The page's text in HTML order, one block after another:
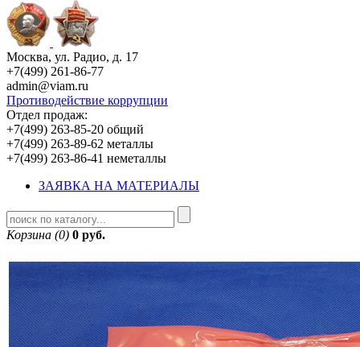
Москва, ул. Радио, д. 17
+7(499) 261-86-77
admin@viam.ru
Противодействие коррупции
Отдел продаж:
+7(499) 263-85-20 общий
+7(499) 263-89-62 металлы
+7(499) 263-86-41 неметаллы
ЗАЯВКА НА МАТЕРИАЛЫ
Корзина (0) 0 руб.